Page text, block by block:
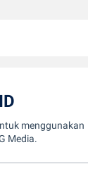
menggunakan
Media.